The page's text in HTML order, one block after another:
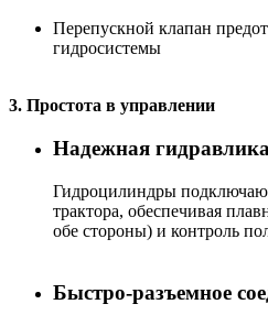
Перепускной клапан
гидросистемы
3. Простота в управлении
Надежная гидравлика
Гидроцилиндры
трактора, обеспечивая
обе стороны) и контроль
Быстро-разъемное